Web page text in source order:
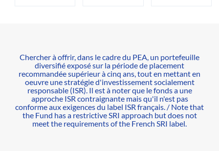
Chercher à offrir, dans le cadre du PEA, un portefeuille
diversifié exposé sur la période de placement
recommandée supérieur à cinq ans, tout en mettant en
oeuvre une stratégie d'investissement socialement
responsable (ISR). Il est à noter que le fonds a une
approche ISR contraignante mais qu'il n'est pas
conforme aux exigences du label ISR français. / Note that
the Fund has a restrictive SRI approach but does not
meet the requirements of the French SRI label.